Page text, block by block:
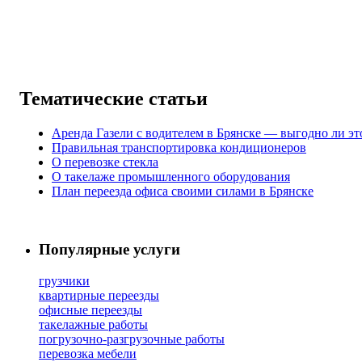
Тематические статьи
Аренда Газели с водителем в Брянске — выгодно ли
Правильная транспортировка кондиционеров
О перевозке стекла
О такелаже промышленного оборудования
План переезда офиса своими силами в Брянске
Популярные услуги
грузчики
квартирные переезды
офисные переезды
такелажные работы
погрузочно-разгрузочные работы
перевозка мебели